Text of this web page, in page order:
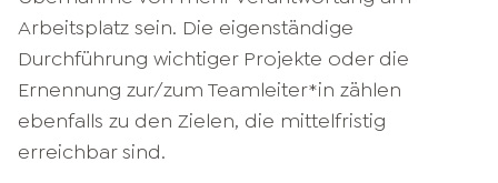
Arbeitsplatz sein. Die eigenständige
Durchführung wichtiger Projekte oder die
Ernennung zur/zum Teamleiter*in zählen
ebenfalls zu den Zielen, die mittelfristig
erreichbar sind.